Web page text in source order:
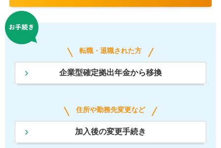
転職・退職された方
企業型確定拠出年金から移換
住所や勤務先変更など
加入後の変更手続き